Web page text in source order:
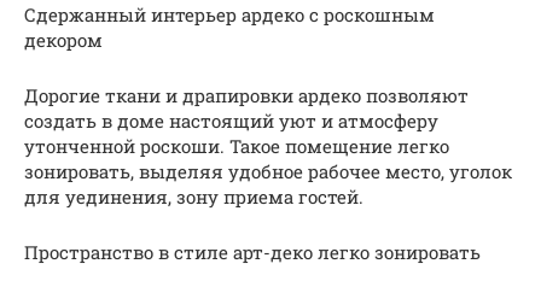
Сдержанный интерьер ардеко с роскошным
декором
Дорогие ткани и драпировки ардеко позволяют
создать в доме настоящий уют и атмосферу
утонченной роскоши. Такое помещение легко
зонировать, выделяя удобное рабочее место, уголок
для уединения, зону приема гостей.
Пространство в стиле арт-деко легко зонировать